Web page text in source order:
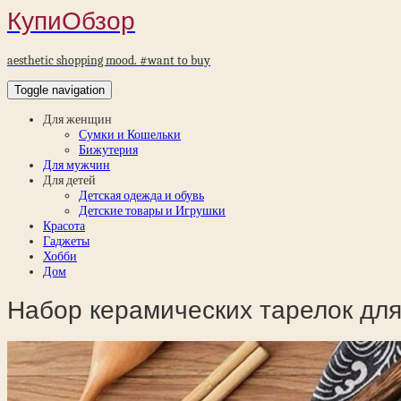
КупиОбзор
aesthetic shopping mood. #want to buy
Toggle navigation
Для женщин
Сумки и Кошельки
Бижутерия
Для мужчин
Для детей
Детская одежда и обувь
Детские товары и Игрушки
Красота
Гаджеты
Хобби
Дом
Набор керамических тарелок